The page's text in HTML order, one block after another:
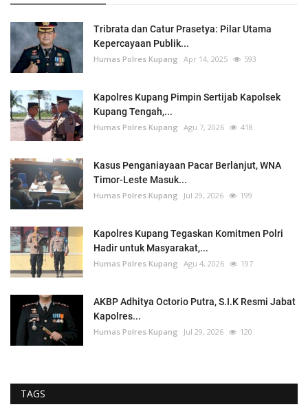
Tribrata dan Catur Prasetya: Pilar Utama
Kepercayaan Publik...
Humas Polres Kupang Apr 14, 2025 593
Kapolres Kupang Pimpin Sertijab Kapolsek
Kupang Tengah,...
Humas Polres Kupang Agu 7, 2026 418
Kasus Penganiayaan Pacar Berlanjut, WNA
Timor-Leste Masuk...
Humas Polres Kupang Jul 29, 2026 199
Kapolres Kupang Tegaskan Komitmen Polri
Hadir untuk Masyarakat,...
Humas Polres Kupang Agu 4, 2026 197
AKBP Adhitya Octorio Putra, S.I.K Resmi Jabat
Kapolres...
Humas Polres Kupang Jul 29, 2026 120
TAGS